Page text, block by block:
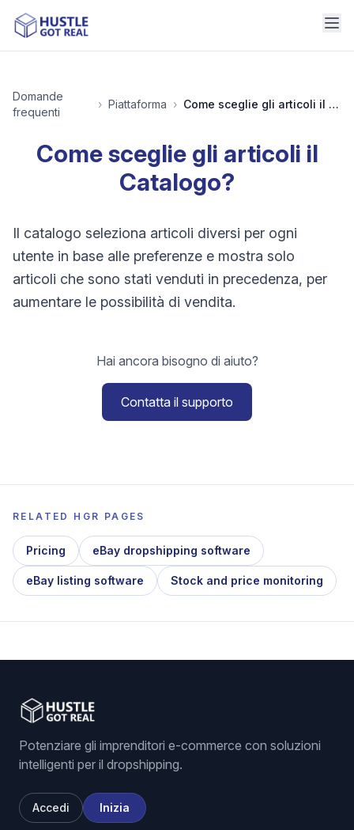
Domande
frequenti
› Piattaforma › Come sceglie gli articoli il Catalogo?
Come sceglie gli articoli il
Catalogo?
Il catalogo seleziona articoli diversi per ogni
utente in base alle preferenze e mostra solo
articoli che sono stati venduti in precedenza, per
aumentare le possibilità di vendita.
Hai ancora bisogno di aiuto?
Contatta il supporto
RELATED HGR PAGES
Pricing eBay dropshipping software
eBay listing software Stock and price monitoring
Potenziare gli imprenditori e-commerce con soluzioni
intelligenti per il dropshipping.
Accedi Inizia